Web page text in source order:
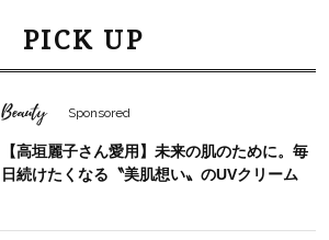
PICK UP
Beauty Sponsored
【高垣麗子さん愛用】未来の肌のために。毎
日続けたくなる〝美肌想い〟のUVクリーム